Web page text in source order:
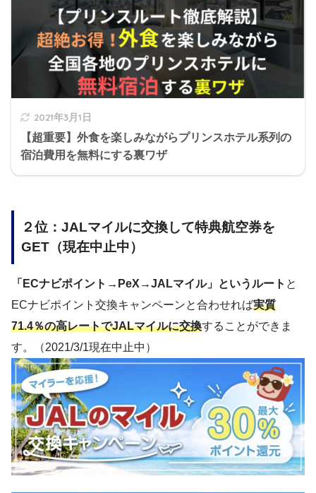
2021年3月1日
【超重要】外食を楽しみながらプリンスホテル系列の
宿泊費用を無料にする裏ワザ
２位：JALマイルに交換して特典航空券を
GET（現在中止中）
「ECナビポイント→PeX→JALマイル」というルート と
ECナビポイント交換キャンペーンと合わせれば実質
71.4％の高レートでJALマイルに交換することができま
す。（2021/3/1現在中止中）